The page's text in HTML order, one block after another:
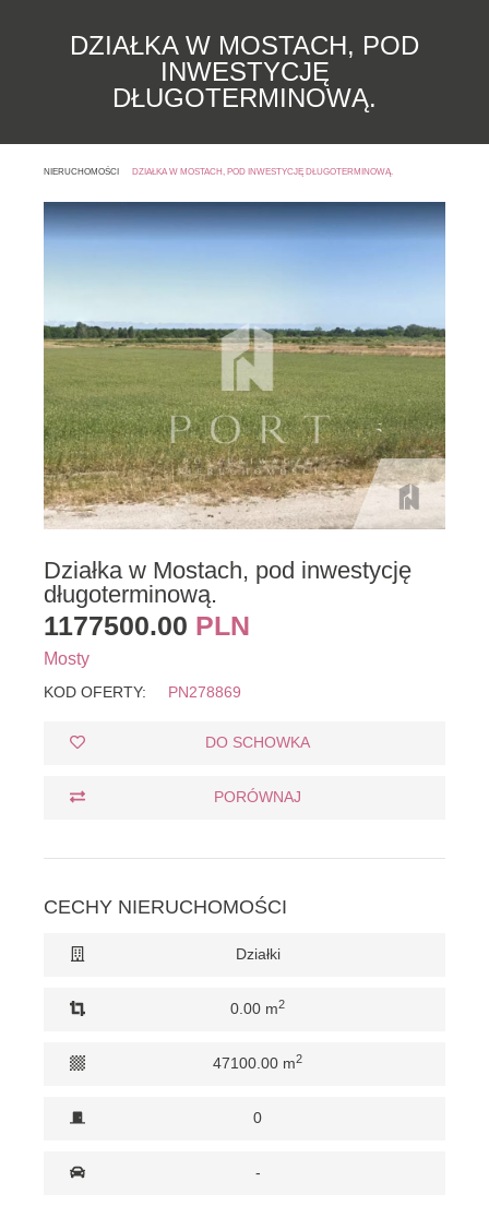
DZIAŁKA W MOSTACH, POD
INWESTYCJĘ
DŁUGOTERMINOWĄ.
NIERUCHOMOŚCI DZIAŁKA W MOSTACH, POD INWESTYCJĘ DŁUGOTERMINOWĄ.
Działka w Mostach, pod inwestycję
długoterminową.
1177500.00 PLN
Mosty
KOD OFERTY: PN278869
DO SCHOWKA
PORÓWNAJ
CECHY NIERUCHOMOŚCI
Działki
0.00 m2
47100.00 m2
0
-